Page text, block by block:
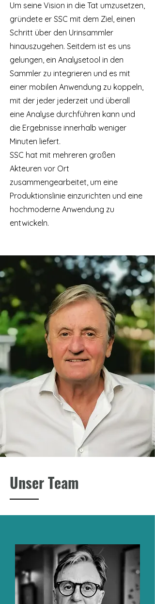
Um seine Vision in die Tat umzusetzen,
gründete er SSC mit dem Ziel, einen
Schritt über den Urinsammler
hinauszugehen. Seitdem ist es uns
gelungen, ein Analysetool in den
Sammler zu integrieren und es mit
einer mobilen Anwendung zu koppeln,
mit der jeder jederzeit und überall
eine Analyse durchführen kann und
die Ergebnisse innerhalb weniger
Minuten liefert.
SSC hat mit mehreren großen
Akteuren vor Ort
zusammengearbeitet, um eine
Produktionslinie einzurichten und eine
hochmoderne Anwendung zu
entwickeln.
Unser Team